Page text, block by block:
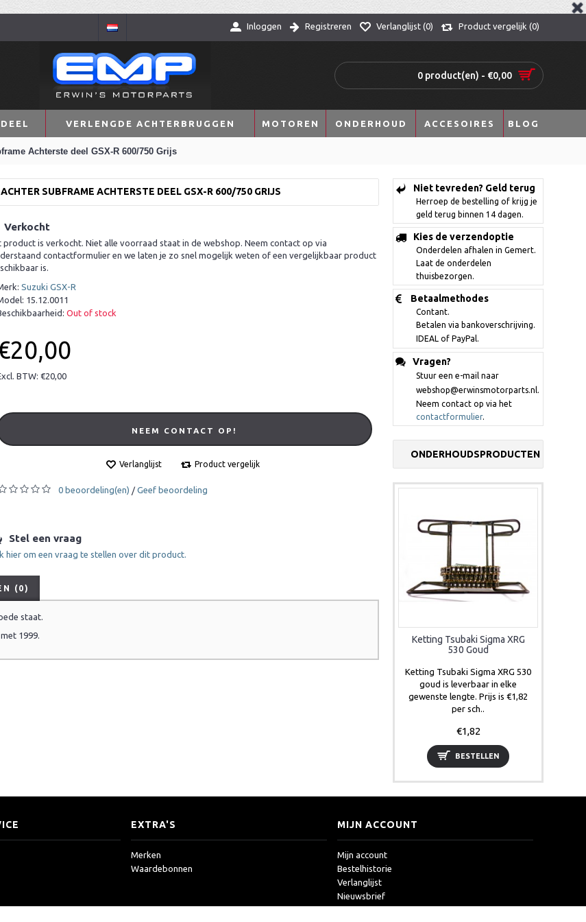
Inloggen Registreren Verlanglijst (0) Product vergelijk (0)
0 product(en) - €0,00
VERLENGDE ACHTERBRUGGEN MOTOREN ONDERHOUD ACCESOIRES BLOG
Achterste deel GSX-R 600/750 Grijs
Niet tevreden? Geld terug
Herroep de bestelling of krijg je
geld terug binnen 14 dagen.
Kies de verzendoptie
Onderdelen afhalen in Gemert.
Laat de onderdelen
thuisbezorgen.
Betaalmethodes
Contant.
Betalen via bankoverschrijving.
IDEAL of PayPal.
Vragen?
Stuur een e-mail naar
webshop@erwinsmotorparts.nl.
Neem contact op via het
contactformulier.
ONDERHOUDSPRODUCTEN
Ketting Tsubaki Sigma XRG
530 Goud
Ketting Tsubaki Sigma XRG 530
goud is leverbaar in elke
gewenste lengte. Prijs is €1,82
per sch..
€1,82
BESTELLEN
ACHTER SUBFRAME ACHTERSTE DEEL GSX-R 600/750 GRIJS
Verkocht
product is verkocht. Niet alle voorraad staat in de webshop. Neem contact op via
contactformulier en we laten je zo snel mogelijk weten of een vergelijkbaar product
is.
Suzuki GSX-R
15.12.0011
Out of stock
BTW: €20,00
NEEM CONTACT OP!
Verlanglijst Product vergelijk
0 beoordeling(en) / Geef beoordeling
Stel een vraag
hier om een vraag te stellen over dit product.
(0)
staat.
1999.
EXTRA'S
Merken
Waardebonnen
MIJN ACCOUNT
Mijn account
Bestelhistorie
Verlanglijst
Nieuwsbrief